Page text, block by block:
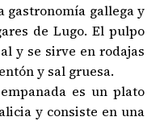
gastronomía gallega y
de Lugo. El pulpo
y se sirve en rodajas
y sal gruesa.
es un plato
y consiste en una